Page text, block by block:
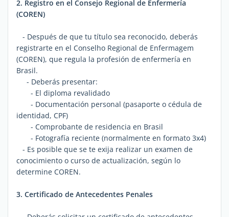
2. Registro en el Consejo Regional de Enfermería
(COREN)
- Después de que tu título sea reconocido, deberás
registrarte en el Conselho Regional de Enfermagem
(COREN), que regula la profesión de enfermería en
Brasil.
- Deberás presentar:
- El diploma revalidado
- Documentación personal (pasaporte o cédula de
identidad, CPF)
- Comprobante de residencia en Brasil
- Fotografía reciente (normalmente en formato 3x4)
- Es posible que se te exija realizar un examen de
conocimiento o curso de actualización, según lo
determine COREN.
3. Certificado de Antecedentes Penales